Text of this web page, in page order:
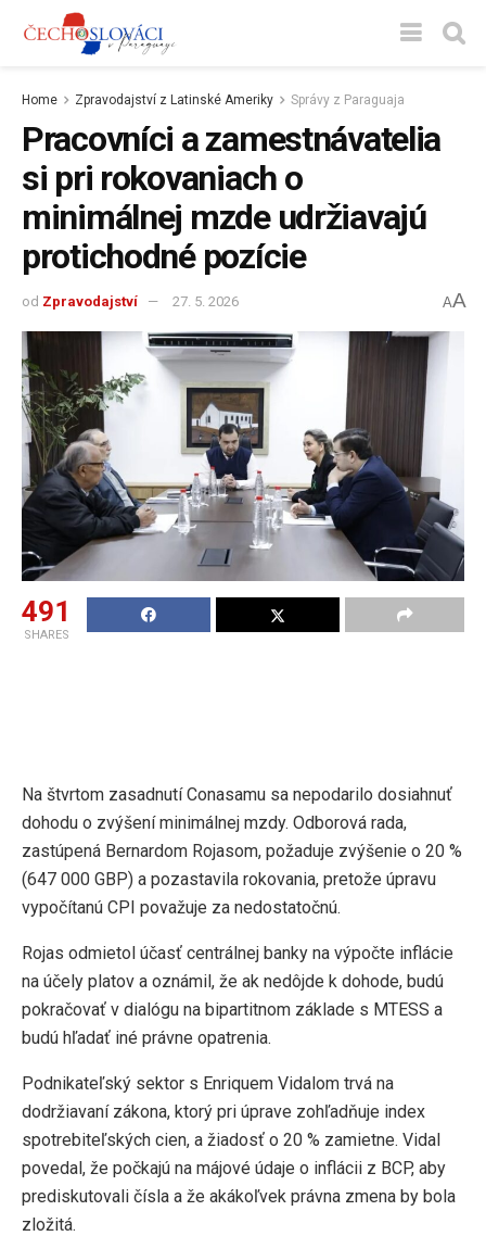
Home Zpravodajství z Latinské Ameriky Správy z Paraguaja
Pracovníci a zamestnávatelia
si pri rokovaniach o
minimálnej mzde udržiavajú
protichodné pozície
od Zpravodajství 27. 5. 2026 AA
491
SHARES
Na štvrtom zasadnutí Conasamu sa nepodarilo dosiahnuť
dohodu o zvýšení minimálnej mzdy. Odborová rada,
zastúpená Bernardom Rojasom, požaduje zvýšenie o 20 %
(647 000 GBP) a pozastavila rokovania, pretože úpravu
vypočítanú CPI považuje za nedostatočnú.
Rojas odmietol účasť centrálnej banky na výpočte inflácie
na účely platov a oznámil, že ak nedôjde k dohode, budú
pokračovať v dialógu na bipartitnom základe s MTESS a
budú hľadať iné právne opatrenia.
Podnikateľský sektor s Enriquem Vidalom trvá na
dodržiavaní zákona, ktorý pri úprave zohľadňuje index
spotrebiteľských cien, a žiadosť o 20 % zamietne. Vidal
povedal, že počkajú na májové údaje o inflácii z BCP, aby
prediskutovali čísla a že akákoľvek právna zmena by bola
zložitá.